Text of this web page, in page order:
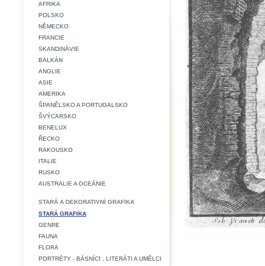
AFRIKA
POLSKO
NĚMECKO
FRANCIE
SKANDINÁVIE
BALKÁN
ANGLIE
ASIE
AMERIKA
ŠPANĚLSKO A PORTUGALSKO
ŠVÝCARSKO
BENELUX
ŘECKO
RAKOUSKO
ITALIE
RUSKO
AUSTRALIE A OCEÁNIE
STARÁ A DEKORATIVNÍ GRAFIKA
STARÁ GRAFIKA
GENRE
FAUNA
FLORA
PORTRÉTY - BÁSNÍCI , LITERÁTI A UMĚLCI